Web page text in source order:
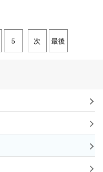
5 次 最後